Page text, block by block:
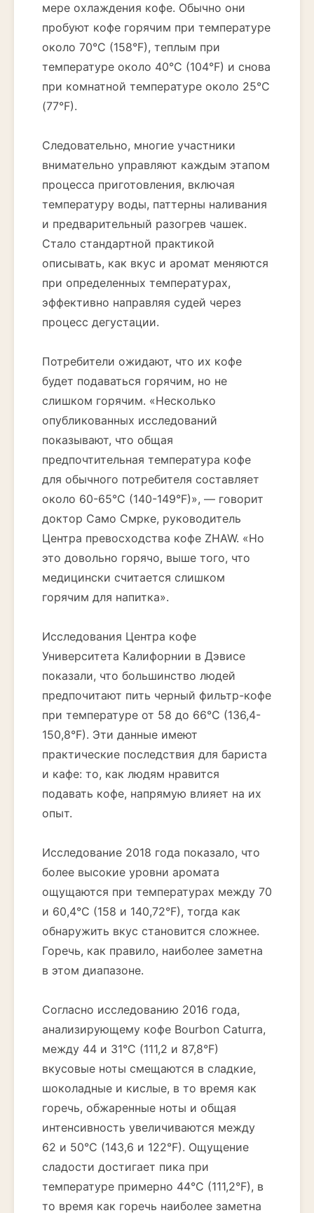
мере охлаждения кофе. Обычно они
пробуют кофе горячим при температуре
около 70°C (158°F), теплым при
температуре около 40°C (104°F) и снова
при комнатной температуре около 25°C
(77°F).
Следовательно, многие участники
внимательно управляют каждым этапом
процесса приготовления, включая
температуру воды, паттерны наливания
и предварительный разогрев чашек.
Стало стандартной практикой
описывать, как вкус и аромат меняются
при определенных температурах,
эффективно направляя судей через
процесс дегустации.
Потребители ожидают, что их кофе
будет подаваться горячим, но не
слишком горячим. «Несколько
опубликованных исследований
показывают, что общая
предпочтительная температура кофе
для обычного потребителя составляет
около 60-65°C (140-149°F)», — говорит
доктор Само Смрке, руководитель
Центра превосходства кофе ZHAW. «Но
это довольно горячо, выше того, что
медицински считается слишком
горячим для напитка».
Исследования Центра кофе
Университета Калифорнии в Дэвисе
показали, что большинство людей
предпочитают пить черный фильтр-кофе
при температуре от 58 до 66°C (136,4-
150,8°F). Эти данные имеют
практические последствия для бариста
и кафе: то, как людям нравится
подавать кофе, напрямую влияет на их
опыт.
Исследование 2018 года показало, что
более высокие уровни аромата
ощущаются при температурах между 70
и 60,4°C (158 и 140,72°F), тогда как
обнаружить вкус становится сложнее.
Горечь, как правило, наиболее заметна
в этом диапазоне.
Согласно исследованию 2016 года,
анализирующему кофе Bourbon Caturra,
между 44 и 31°C (111,2 и 87,8°F)
вкусовые ноты смещаются в сладкие,
шоколадные и кислые, в то время как
горечь, обжаренные ноты и общая
интенсивность увеличиваются между
62 и 50°C (143,6 и 122°F). Ощущение
сладости достигает пика при
температуре примерно 44°C (111,2°F), в
то время как горечь наиболее заметна